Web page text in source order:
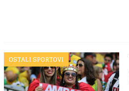
OSTALI SPORTOVI